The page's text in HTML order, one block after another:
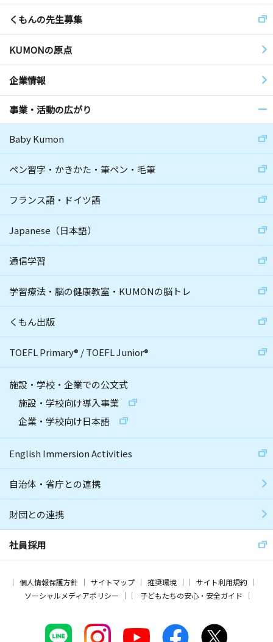
くもんの先生募集
KUMONの原点
企業情報
事業・活動の広がり
Baby Kumon
ペン習字・かきかた・筆ペン・毛筆
フランス語・ドイツ語
Japanese（日本語）
通信学習
学習療法・脳の健康教室・KUMONの脳トレ
くもん出版
TOEFL Primary® /TOEFL Junior®
施設・学校・企業での公文式
施設・学校向け導入事業
企業・学校向け日本語
English Immersion Activities
自治体・省庁との連携
財団との連携
社員採用
個人情報保護方針 サイトマップ 推奨環境
サイト利用規約
ソーシャルメディアポリシー
子どもたちの安心・安全ガイド